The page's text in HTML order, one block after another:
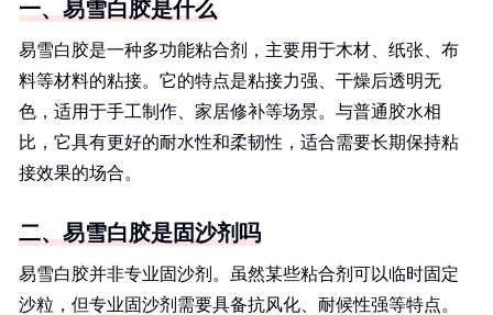
一、易雪白胶是什么
易雪白胶是一种多功能粘合剂，主要用于木材、纸张、布
料等材料的粘接。它的特点是粘接力强、干燥后透明无
色，适用于手工制作、家居修补等场景。与普通胶水相
比，它具有更好的耐水性和柔韧性，适合需要长期保持粘
接效果的场合。
二、易雪白胶是固沙剂吗
易雪白胶并非专业固沙剂。虽然某些粘合剂可以临时固定
沙粒，但专业固沙剂需要具备抗风化、耐候性强等特点。